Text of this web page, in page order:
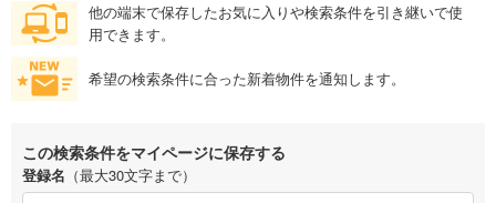
他の端末で保存したお気に入りや検索条件を引き継いで使
用できます。
希望の検索条件に合った新着物件を通知します。
この検索条件をマイページに保存する
登録名 （最大30文字まで）